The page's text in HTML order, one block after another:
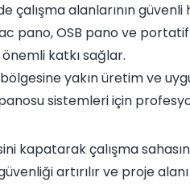
çalışma alanlarının
pano, OSB pano ve
katkı sağlar.
yakın üretim ve
sistemleri için
kapatarak çalışma
artırılır ve proje